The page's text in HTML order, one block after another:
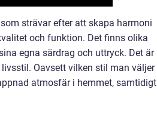
strävar efter att skapa harmoni
och funktion. Det finns olika
egna särdrag och uttryck. Det är
Oavsett vilken stil man väljer
atmosfär i hemmet, samtidigt